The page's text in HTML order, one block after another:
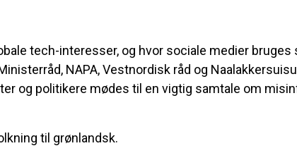
tech-interesser, og hvor sociale medier
NAPA, Vestnordisk råd og
og politikere mødes til en vigtig samtale om
til grønlandsk.